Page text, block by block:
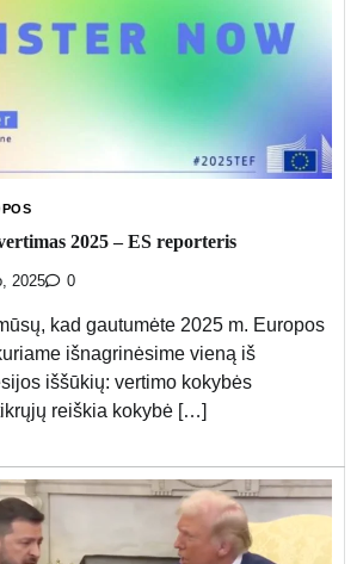
2025 – ES reporteris
2025 0
kad gautumėte 2025 m. Europos
išnagrinėsime vieną iš
iššūkių: vertimo kokybės
reiškia kokybė […]